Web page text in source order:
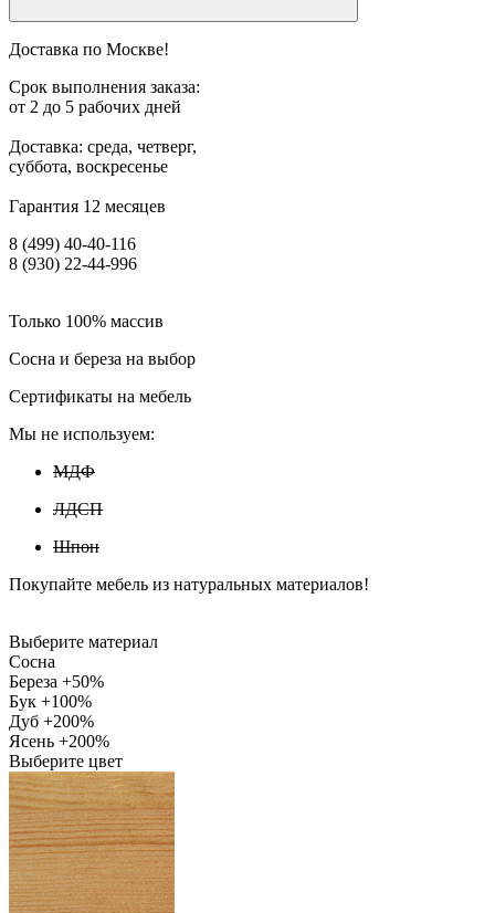
Доставка по Москве!
Срок выполнения заказа:
от 2 до 5 рабочих дней
Доставка: среда, четверг,
суббота, воскресенье
Гарантия 12 месяцев
8 (499) 40-40-116
8 (930) 22-44-996
Только 100% массив
Сосна и береза на выбор
Сертификаты на мебель
Мы не используем:
МДФ
ЛДСП
Шпон
Покупайте мебель из натуральных материалов!
Выберите материал
Сосна
Береза +50%
Бук +100%
Дуб +200%
Ясень +200%
Выберите цвет